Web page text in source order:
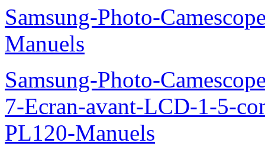
Samsung-Photo-
Manuels
Samsung-Photo-
7-Ecran-avant-LCD-1-5-
PL120-Manuels